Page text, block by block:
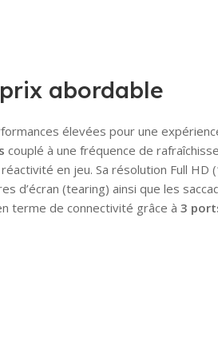
abordable
élevées pour une
couplé à une fréquence de
en jeu. Sa résolution Full
d’écran (tearing) ainsi que les
terme de connectivité grâce à 3